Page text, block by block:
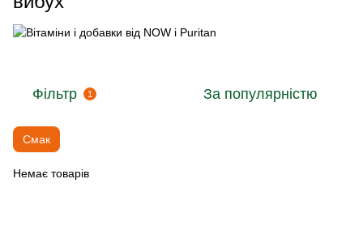
Фільтр 1 За популярністю
Смак
Немає товарів